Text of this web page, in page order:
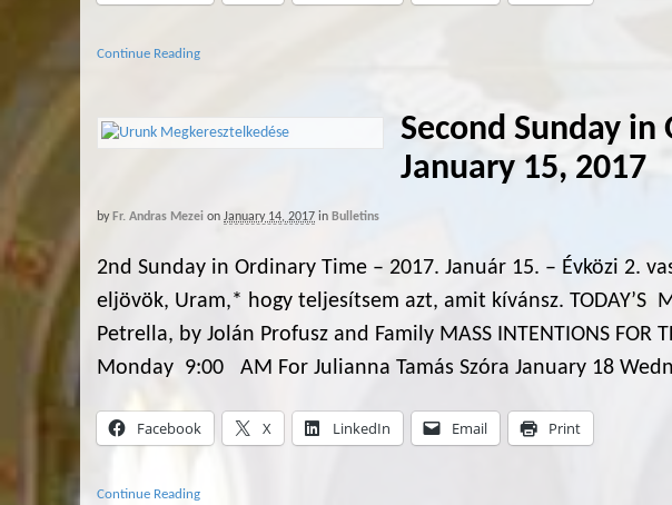
Continue Reading
Second Sunday
January 15, 2017
by Fr. Andras Mezei on January 14, 2017 in Bulletins
2nd Sunday in Ordinary Time – 2017. Január 15. – Évközi 2.
eljövök, Uram,* hogy teljesítsem azt, amit kívánsz. TODAY’S
Petrella, by Jolán Profusz and Family MASS INTENTIONS FOR
Monday 9:00 AM For Julianna Tamás Szóra January 18
Facebook X LinkedIn Email Print
Continue Reading